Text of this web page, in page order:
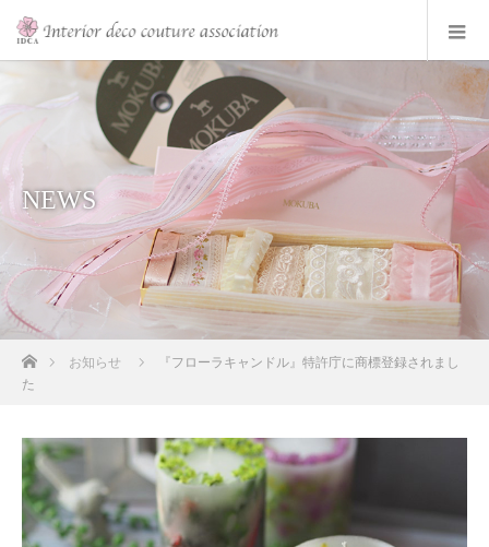
NEWS
ホームお知らせ
『フローラキャンドル』特許庁に商標登録されまし
た